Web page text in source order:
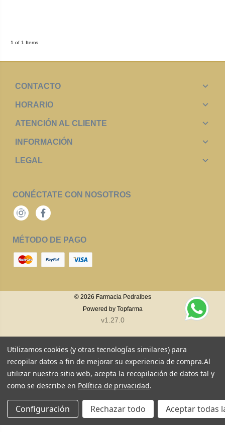
1 of 1 Items
CONTACTO
HORARIO
ATENCIÓN AL CLIENTE
INFORMACIÓN
LEGAL
CONÉCTATE CON NOSOTROS
InstagramFacebook
MÉTODO DE PAGO
© 2026 Farmacia Pedralbes
Powered by Topfarma
v1.27.0
Utilizamos cookies (y otras tecnologías similares) para
recopilar datos a fin de mejorar su experiencia de compra.Al
utilizar nuestro sitio web, acepta la recopilación de datos tal y
como se describe en Política de privacidad.
Configuración Rechazar todo Aceptar todas